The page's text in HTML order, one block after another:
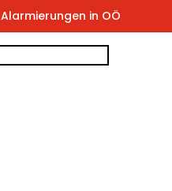
Alarmierungen in OÖ